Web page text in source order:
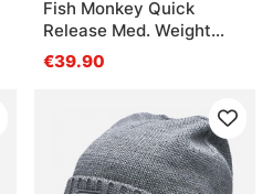
Fish Monkey Quick
Release Med. Weight
Wiring Glove - XXL
€39.90